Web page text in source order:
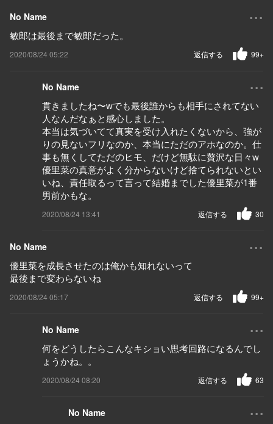
No Name ...
敏郎は最後まで敏郎だった。
2020/08/24 05:22 99+
返信する
No Name ...
貫きましたね〜wでも最後誰からも相手にされてない
人なんだなぁと感心しました。
本当は気づいてて真実を受け入れたくないから、強が
りの見ないフリなのか、本当にただのアホなのか。仕
事も無くしてただのヒモ、だけど無駄に贅沢な日々w
優里菜の真意がよく分からないけど捨てられないとい
いね、責任取るって言って結婚までした優里菜が1番
男前かもな。
2020/08/24 13:41 30
返信する
No Name ...
優里菜を成長させたのは俺かも知れないって
最後まで変わらないね
2020/08/24 05:17 99+
返信する
No Name ...
何をどうしたらこんなキショい思考回路になるんでし
ょうかね。。
2020/08/24 08:20 63
返信する
No Name ...